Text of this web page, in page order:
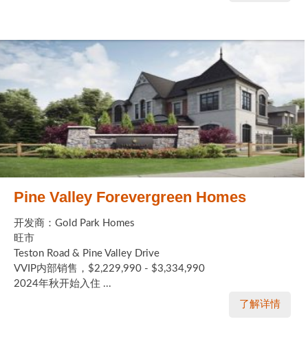
Pine Valley Forevergreen Homes
开发商：Gold Park Homes
旺市
Teston Road & Pine Valley Drive
VVIP内部销售，$2,229,990 - $3,334,990
2024年秋开始入住 ...
了解详情